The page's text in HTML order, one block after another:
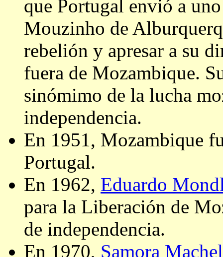
que Portugal envió a
Mouzinho de
rebelión y apresar a su
fuera de Mozambique.
sinómimo de la lucha
independencia.
En 1951, Mozambique
Portugal.
En 1962, Eduardo
para la Liberación de
de independencia.
En 1970, Samora Machel